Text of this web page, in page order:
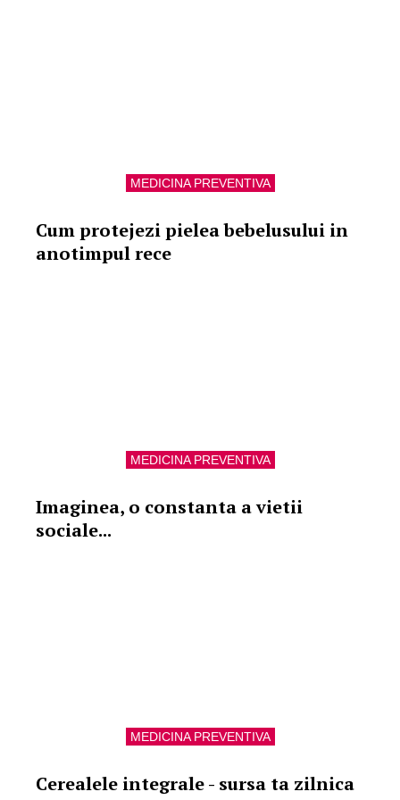
MEDICINA PREVENTIVA
Cum protejezi pielea bebelusului in
anotimpul rece
MEDICINA PREVENTIVA
Imaginea, o constanta a vietii
sociale...
MEDICINA PREVENTIVA
Cerealele integrale - sursa ta zilnica